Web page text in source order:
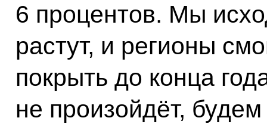
6 процентов. Мы
растут, и регионы
покрыть до конца
не произойдёт,